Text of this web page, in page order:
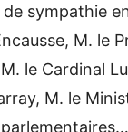
sympathie
M. le
le Cardinal
M. le